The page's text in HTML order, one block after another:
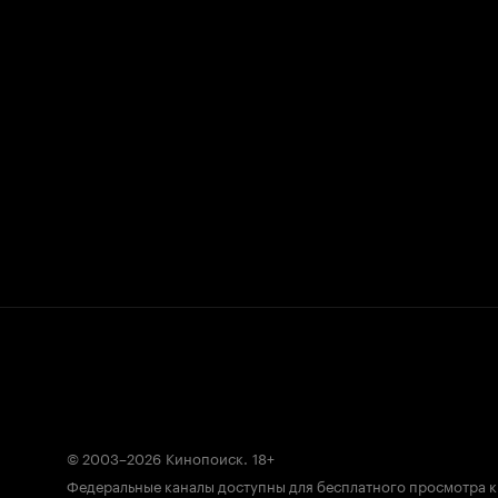
© 2003–2026 Кинопоиск. 18+
Федеральные каналы доступны для бесплатного просмотра